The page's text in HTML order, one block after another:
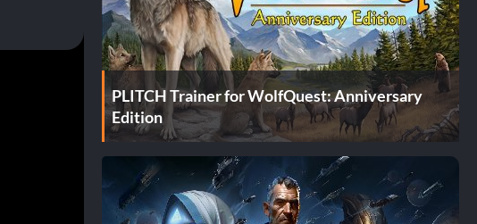
PLITCH Trainer for WolfQuest: Anniversary
Edition